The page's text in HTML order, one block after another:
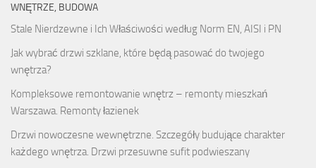
WNĘTRZE, BUDOWA
Stale Nierdzewne i Ich Właściwości według Norm EN, AISI i PN
Jak wybrać drzwi szklane, które będą pasować do twojego
wnętrza?
Kompleksowe remontowanie wnętrz – remonty mieszkań
Warszawa. Remonty łazienek
Drzwi nowoczesne wewnętrzne. Szczegóły budujące charakter
każdego wnętrza. Drzwi przesuwne sufit podwieszany